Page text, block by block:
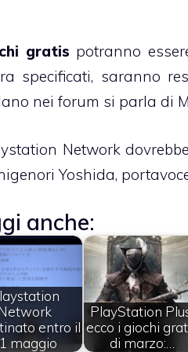
gratis potranno
specificati, saranno
nei forum si parla di
Network
Yoshida,
anche:
entro il
maggio
PlayStation
ecco i giochi
di marzo:…